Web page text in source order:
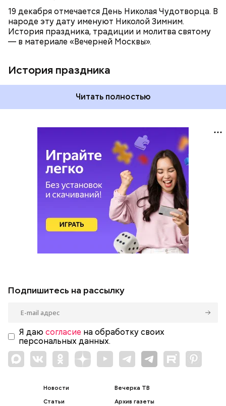
19 декабря отмечается День Николая Чудотворца. В
народе эту дату именуют Николой Зимним.
История праздника, традиции и молитва святому
— в материале «Вечерней Москвы».
История праздника
Читать полностью
Подпишитесь на рассылку
Я даю согласие на обработку своих
персональных данных.
Новости
Статьи
Вечерка ТВ
Архив газеты